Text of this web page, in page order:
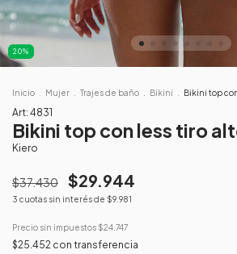
20%
Inicio Mujer Trajes de baño Bikini Bikini top
Art: 4831
Bikini top con less tiro
Kiero
$37.430 $29.944
3 cuotas sin interés de $9.981
Precio sin impuestos $24.747
$25.452 con transferencia